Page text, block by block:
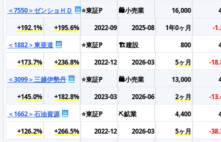
＜7550＞ゼンショＨＤ
⭐東証P 🛍️小売業 16,000
+192.1%
+195.6% 2022-09 2025-08 1年0ヶ月
-
＜1882＞東亜道
⭐東証P 🏗️建設 800
+173.7%
+236.8% 2022-12 2026-03 5ヶ月
-
＜3099＞三越伊勢丹
⭐東証P 🛍️小売業 13,000
+145.0%
+182.8% 2023-03 2026-06 2ヶ月
-
＜1662＞石油資源
⭐東証P ⛏️鉱業 4,400
+126.2%
+266.5% 2022-12 2026-03 5ヶ月 -